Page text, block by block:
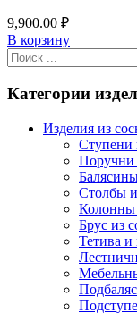
9,900.00 ₽
В корзину
Категории
Изделия из
Ступени
Поручни
Столбы
Колонны
Брус из
Тетива и